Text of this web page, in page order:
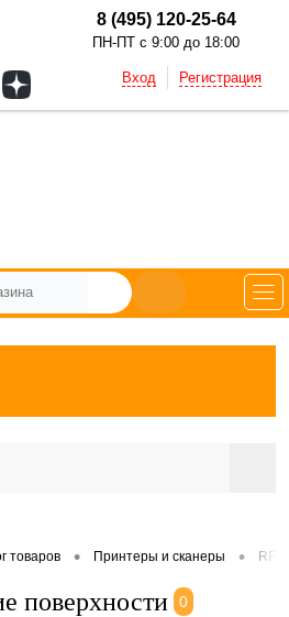
8 (495) 120-25-64
ПН-ПТ с 9:00 до 18:00
Вход Регистрация
товаров • Принтеры и сканеры •
поверхности 0